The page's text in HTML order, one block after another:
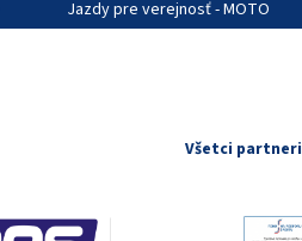
Jazdy pre verejnosť - MOTO
Všetci partneri